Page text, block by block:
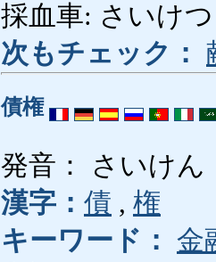
採血車: さいけ
次もチェック：
債権
発音： さいけん
漢字： 債 , 権
キーワード： 金